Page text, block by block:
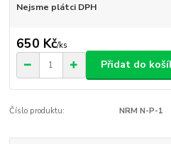
Nejsme plátci DPH
650 Kč/ks
Přidat do
Číslo produktu: NRM N-P-1